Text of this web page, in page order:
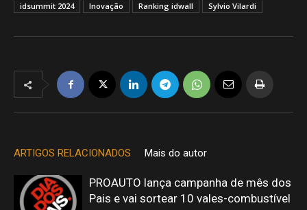
idsummit 2024
Inovação Ranking idwall Sylvio Vilardi
ARTIGOS RELACIONADOS Mais do autor
PROAUTO lança campanha de mês dos
Pais e vai sortear 10 vales-combustível